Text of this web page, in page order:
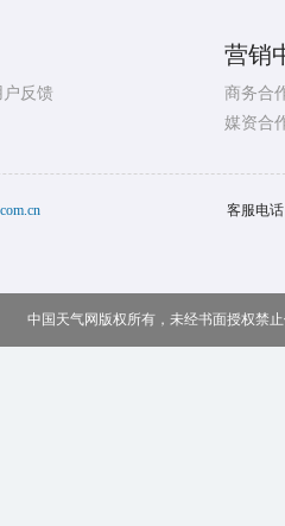
户反馈
营销
商务合
媒资合
客服电
中国天气网版权所有，未经书面授权